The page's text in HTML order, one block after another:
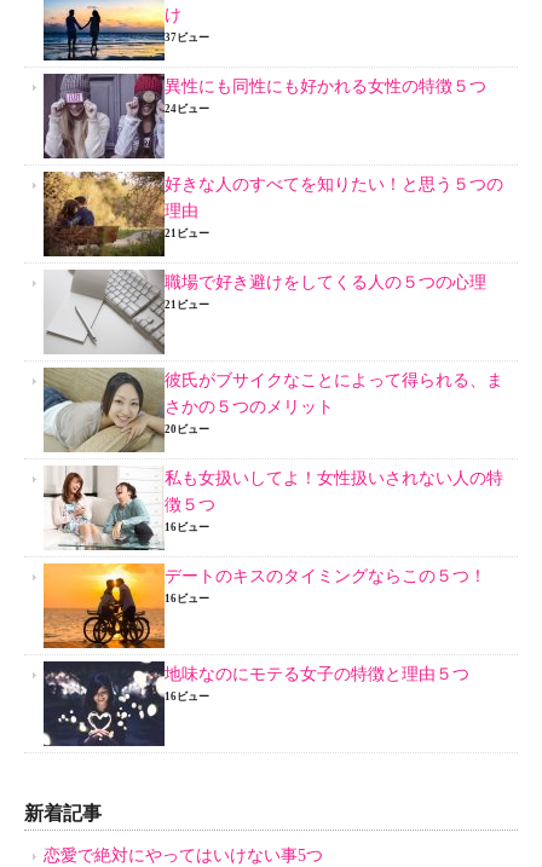
け
37ビュー
異性にも同性にも好かれる女性の特徴５つ
24ビュー
好きな人のすべてを知りたい！と思う５つの
理由
21ビュー
職場で好き避けをしてくる人の５つの心理
21ビュー
彼氏がブサイクなことによって得られる、ま
さかの５つのメリット
20ビュー
私も女扱いしてよ！女性扱いされない人の特
徴５つ
16ビュー
デートのキスのタイミングならこの５つ！
16ビュー
地味なのにモテる女子の特徴と理由５つ
16ビュー
新着記事
恋愛で絶対にやってはいけない事5つ